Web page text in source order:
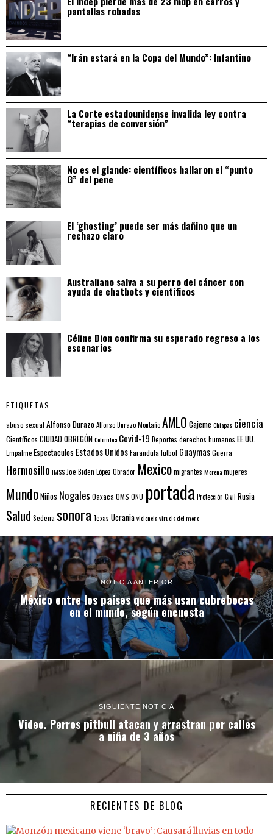
pantallas robadas
“Irán estará en la Copa del Mundo”: Infantino
La Corte estadounidense invalida ley contra
“terapias de conversión”
No es el glande: científicos hallaron el “punto
G” del pene
El ‘ghosting’ puede ser más dañino que un
rechazo claro
Australiano salva a su perro del cáncer con
ayuda de chatbots y científicos
Céline Dion confirma su esperado regreso a los
escenarios
ETIQUETAS
abuso sexual Alfonso DurazoAlfonso Durazo MontañoAMLO CajemeChiapas ciencia
Científicos CIUDAD OBREGÓNColombia Covid-19 Deportes derechos humanos EE.UU.
EmpalmeEspectaculos Estados UnidosFarandula futbol GuaymasGuerra
Hermosillo IMSS Joe Biden López Obrador Mexicomigrantes Morenamujeres
MundoNiños Nogales Oaxaca OMS ONU portada Protección Civil Rusia
Salud Sedena sonora Texas Ucraniaviolenciaviruela del mono
NOTICIA ANTERIOR
México entre los países que más usan cubrebocas
en el mundo, según encuesta
SIGUIENTE NOTICIA
Video. Perros pitbull atacan y arrastran por calles
a niña de 3 años
RECIENTES DE BLOG